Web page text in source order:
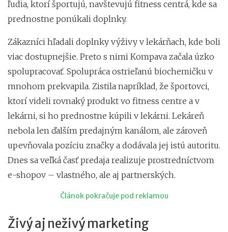
ľudia, ktorí športujú, navštevujú fitness centrá, kde sa
prednostne ponúkali doplnky.
Zákazníci hľadali doplnky výživy v lekárňach, kde boli
viac dostupnejšie. Preto s nimi Kompava začala úzko
spolupracovať. Spolupráca ostrieľanú biochemičku v
mnohom prekvapila. Zistila napríklad, že športovci,
ktorí videli rovnaký produkt vo fitness centre a v
lekárni, si ho prednostne kúpili v lekárni. Lekáreň
nebola len ďalším predajným kanálom, ale zároveň
upevňovala pozíciu značky a dodávala jej istú autoritu.
Dnes sa veľká časť predaja realizuje prostredníctvom
e-shopov – vlastného, ale aj partnerských.
Článok pokračuje pod reklamou
Živý aj neživý marketing